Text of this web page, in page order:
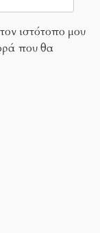
ιστότοπο μου
που θα